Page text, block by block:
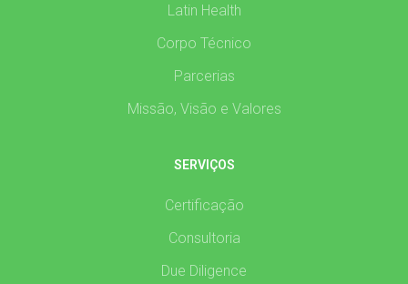
Latin Health
Corpo Técnico
Parcerias
Missão, Visão e Valores
SERVIÇOS
Certificação
Consultoria
Due Diligence